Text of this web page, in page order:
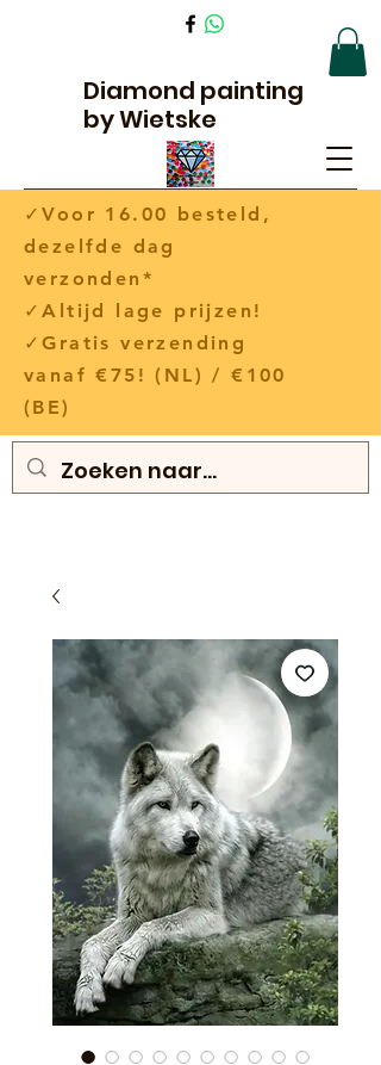
Diamond painting
by Wietske
✓Voor 16.00 besteld,
dezelfde dag
verzonden*
✓Altijd lage prijzen!
✓Gratis verzending
vanaf €75! (NL) / €100
(BE)